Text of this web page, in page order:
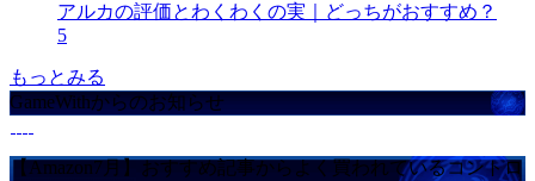
アルカの評価とわくわくの実｜どっちがおすすめ？
5
もっとみる
GameWithからのお知らせ
【Amazon7月】おすすめ記事からよく買われているコントロ